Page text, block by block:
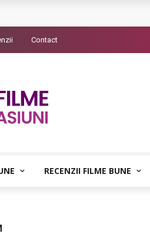
Pristina
Justitiarii literaturii
de la final
Contact
RECENZII FILME BUNE